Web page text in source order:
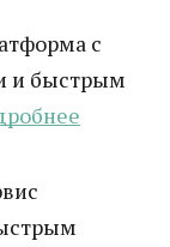
с
и быстрым